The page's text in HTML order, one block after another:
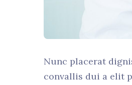
Nunc placerat
convallis dui a elit